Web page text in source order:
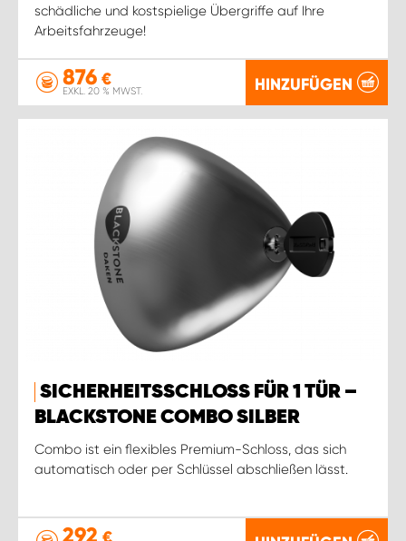
schädliche und kostspielige Übergriffe auf Ihre
Arbeitsfahrzeuge!
876 €
EXKL. 20 % MWST. HINZUFÜGEN
SICHERHEITSSCHLOSS FÜR 1 TÜR –
BLACKSTONE COMBO SILBER
Combo ist ein flexibles Premium-Schloss, das sich
automatisch oder per Schlüssel abschließen lässt.
292